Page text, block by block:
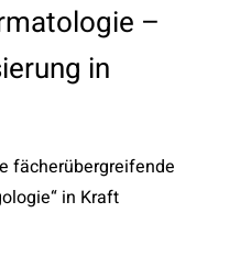
–
in
fächerübergreifende
in Kraft